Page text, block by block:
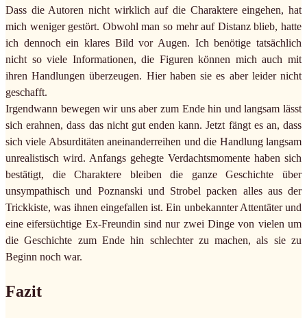
Dass die Autoren nicht wirklich auf die Charaktere eingehen, hat
mich weniger gestört. Obwohl man so mehr auf Distanz blieb, hatte
ich dennoch ein klares Bild vor Augen. Ich benötige tatsächlich
nicht so viele Informationen, die Figuren können mich auch mit
ihren Handlungen überzeugen. Hier haben sie es aber leider nicht
geschafft.
Irgendwann bewegen wir uns aber zum Ende hin und langsam lässt
sich erahnen, dass das nicht gut enden kann. Jetzt fängt es an, dass
sich viele Absurditäten aneinanderreihen und die Handlung langsam
unrealistisch wird. Anfangs gehegte Verdachtsmomente haben sich
bestätigt, die Charaktere bleiben die ganze Geschichte über
unsympathisch und Poznanski und Strobel packen alles aus der
Trickkiste, was ihnen eingefallen ist. Ein unbekannter Attentäter und
eine eifersüchtige Ex-Freundin sind nur zwei Dinge von vielen um
die Geschichte zum Ende hin schlechter zu machen, als sie zu
Beginn noch war.
Fazit